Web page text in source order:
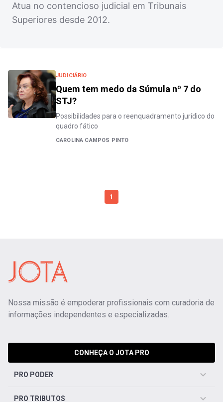
Atua no contencioso judicial em Tribunais
Superiores desde 2012.
JUDICIÁRIO
Quem tem medo da Súmula nº 7 do
STJ?
Possibilidades para o reenquadramento jurídico do
quadro fático
CAROLINA CAMPOS PINTO
1
Nossa missão é empoderar profissionais com curadoria de
informações independentes e especializadas.
CONHEÇA O JOTA PRO
PRO PODER
PRO TRIBUTOS